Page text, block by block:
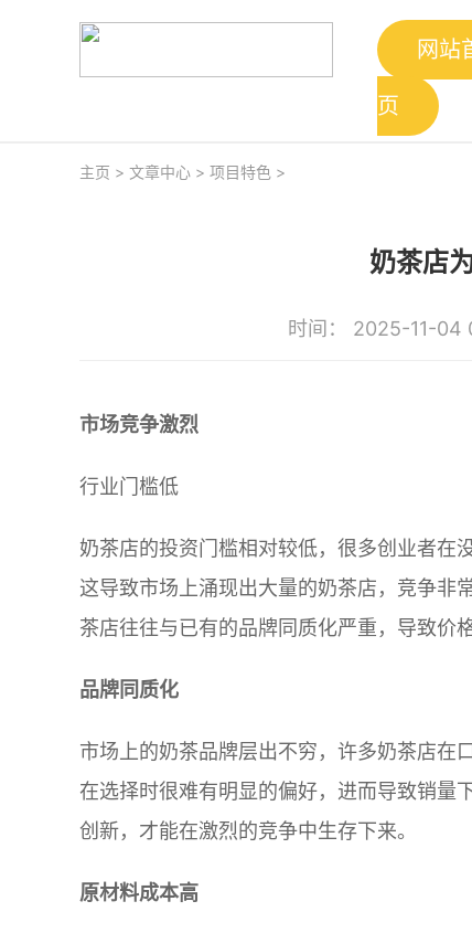
网站
页
主页 > 文章中心 > 项目特色 >
奶茶店
时间： 2025-11-04
市场竞争激烈
行业门槛低
奶茶店的投资门槛相对较低，很多创业者在
这导致市场上涌现出大量的奶茶店，竞争非
茶店往往与已有的品牌同质化严重，导致价
品牌同质化
市场上的奶茶品牌层出不穷，许多奶茶店在
在选择时很难有明显的偏好，进而导致销量
创新，才能在激烈的竞争中生存下来。
原材料成本高